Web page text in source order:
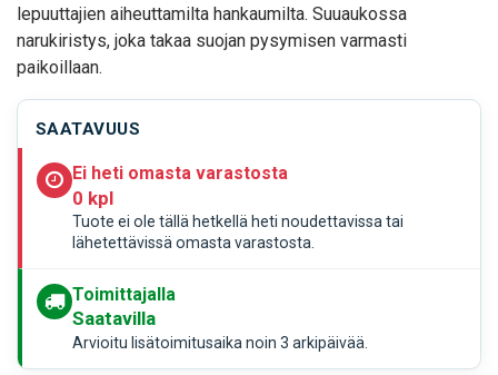
lepuuttajien aiheuttamilta hankaumilta. Suuaukossa
narukiristys, joka takaa suojan pysymisen varmasti
paikoillaan.
SAATAVUUS
Ei heti omasta varastosta
0 kpl
Tuote ei ole tällä hetkellä heti noudettavissa tai
lähetettävissä omasta varastosta.
Toimittajalla
Saatavilla
Arvioitu lisätoimitusaika noin 3 arkipäivää.